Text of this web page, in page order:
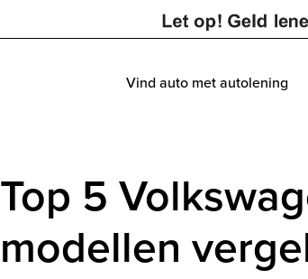
Vind auto met autolening
Top 5
modellen